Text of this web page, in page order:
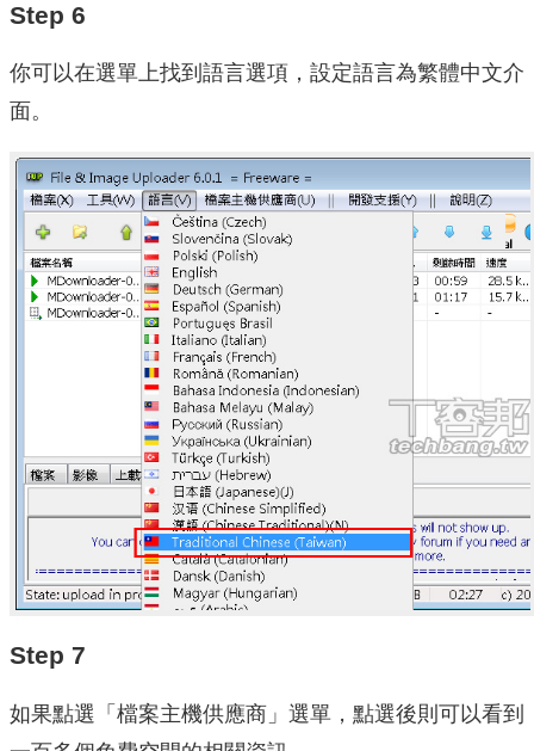
Step 6
你可以在選單上找到語言選項，設定語言為繁體中文介
面。
Step 7
如果點選「檔案主機供應商」選單，點選後則可以看到